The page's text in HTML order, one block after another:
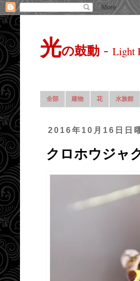
光の鼓動 - Light
全部 建物 花 水族館
2016年10月16日日
クロホウジャ